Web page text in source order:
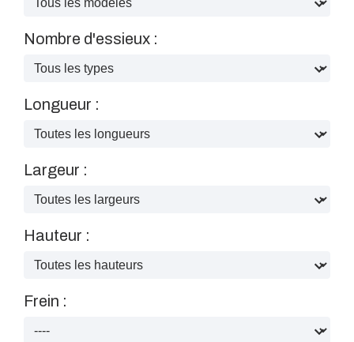
Nombre d'essieux :
Longueur :
Largeur :
Hauteur :
Frein :